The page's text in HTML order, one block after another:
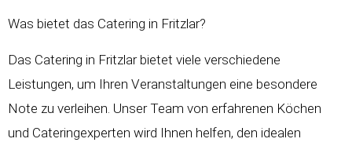
Was bietet das Catering in Fritzlar?
Das Catering in Fritzlar bietet viele verschiedene
Leistungen, um Ihren Veranstaltungen eine besondere
Note zu verleihen. Unser Team von erfahrenen Köchen
und Cateringexperten wird Ihnen helfen, den idealen